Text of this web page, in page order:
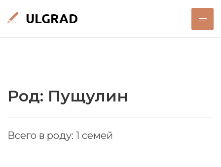
Род: Пущулин
Всего в роду: 1 семей